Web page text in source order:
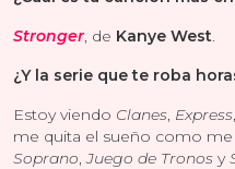
Stronger, de Kanye West.
¿Y la serie que te roba
Estoy viendo Clanes, Express
me quita el sueño como
Soprano,Juego de Tronos y